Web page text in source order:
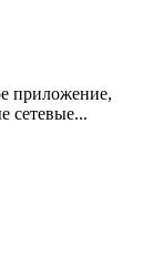
приложение,
сетевые...